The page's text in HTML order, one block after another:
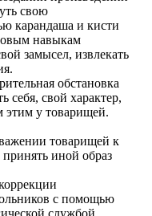
свою
карандаша и кисти
навыкам
замысел, извлекать
обстановка
себя, свой характер,
этим у товарищей.
товарищей к
иной образ
с помощью